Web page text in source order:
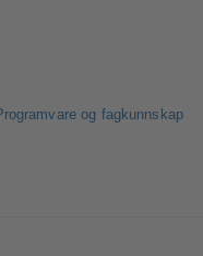
og fagkunnskap